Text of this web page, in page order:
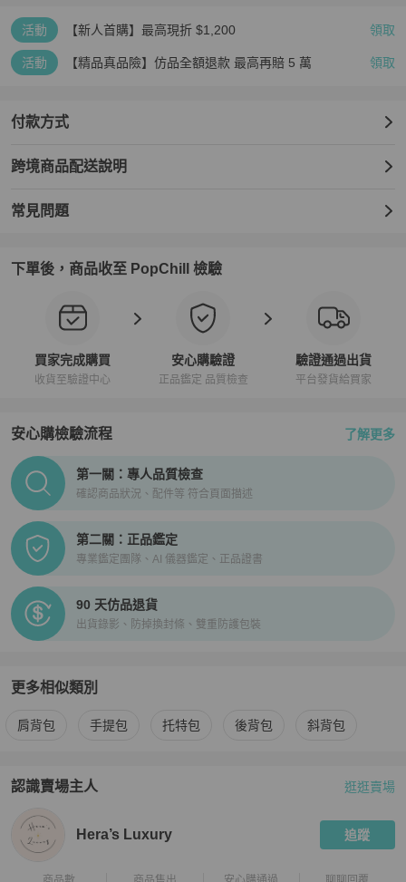
活動 【新人首購】最高現折 $1,200 領取
活動 【精品真品險】仿品全額退款 最高再賠 5 萬 領取
付款方式
跨境商品配送說明
常見問題
下單後，商品收至 PopChill 檢驗
買家完成購買
收貨至驗證中心
安心購驗證
正品鑑定 品質檢查
驗證通過出貨
平台發貨給買家
安心購檢驗流程 了解更多
PopChill拍拍圈正品驗證、安心購檢驗流程介紹
第一關：專人品質檢查
確認商品狀況、配件等 符合頁面描述
第二關：正品鑑定
專業鑑定團隊、AI 儀器鑑定、正品證書
90 天仿品退貨
出貨錄影、防掉換封條、雙重防護包裝
更多相似類別
更多Chloé 女包相似商品推薦
肩背包 手提包 托特包 後背包 斜背包
認識賣場主人
PopChill 拍拍圈嚴選賣家
逛逛賣場
Hera’s Luxury 追蹤